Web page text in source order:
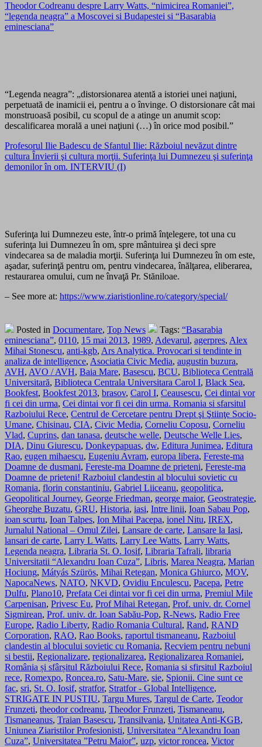
Theodor Codreanu despre Larry Watts, “nimicirea Romaniei”,
“legenda neagra” a Moscovei si Budapestei si “Basarabia
eminesciana”
“Legenda neagra”: „distorsionarea atentă a istoriei unei naţiuni,
perpetuată de inamicii ei, pentru a o învinge. O distorsionare cât mai
monstruoasă posibil, cu scopul de a atinge un anumit scop:
descalificarea morală a unei naţiuni (…) în orice mod posibil.”
Profesorul Ilie Badescu de Sfantul Ilie: Războiul nevăzut dintre
cultura Învierii şi cultura morţii. Suferinţa lui Dumnezeu şi suferinţa
demonilor în om. INTERVIU (I)
Suferinţa lui Dumnezeu este, într-o primă înţelegere, tot una cu
suferinţa lui Dumnezeu în om, spre mântuirea şi deci spre
vindecarea sa de maladia morţii. Suferinţa lui Dumnezeu în om este,
aşadar, suferinţă pentru om, pentru vindecarea, înălţarea, eliberarea,
restaurarea omului, cum ne învaţă Pr. Stăniloae.
– See more at: https://www.ziaristionline.ro/category/special/
Posted in Documentare, Top News Tags: “Basarabia
eminesciana”, 0110, 15 mai 2013, 1989, Adevarul, agerpres, Alex
Mihai Stonescu, anti-kgb, Ars Analytica. Provocari si tendinte in
analiza de intelligence, Asociatia Civic Media, augustin buzura,
AVH, AVO / AVH, Baia Mare, Basescu, BCU, Biblioteca Centrală
Universitară, Biblioteca Centrala Universitara Carol I, Black Sea,
Bookfest, Bookfest 2013, brasov, Carol I, Ceausescu, Cei dintai vor
fi cei din urma, Cei dintai vor fi cei din urma. Romania si sfarsitul
Razboiului Rece, Centrul de Cercetare pentru Drept şi Ştiinţe Socio-
Umane, Chisinau, CIA, Civic Media, Corneliu Coposu, Corneliu
Vlad, Cuprins, dan tanasa, deutsche welle, Deutsche Welle Lies,
DIA, Dinu Giurescu, Donkeypapuas, dw, Editura Junimea, Editura
Rao, eugen mihaescu, Eugeniu Avram, europa libera, Fereste-ma
Doamne de dusmani, Fereste-ma Doamne de prieteni, Fereste-ma
Doamne de prieteni! Razboiul clandestin al blocului sovietic cu
Romania, florin constantiniu, Gabriel Liiceanu, geopolitica,
Geopolitical Journey, George Friedman, george maior, Geostrategie,
Gheorghe Buzatu, GRU, Historia, iasi, Intre linii, Ioan Sabau Pop,
ioan scurtu, Ioan Talpes, Ion Mihai Pacepa, ionel Nitu, IREX,
Jurnalul National – Omul Zilei, Lansare de carte, Lansare la Iasi,
lansari de carte, Larry L Watts, Larry Lee Watts, Larry Watts,
Legenda neagra, Libraria St. O. Iosif, Libraria Tafrali, libraria
Universitatii “Alexandru Ioan Cuza”, Libris, Marea Neagra, Marian
Hociung, Mátyás Szürös, Mihai Retegan, Monica Ghiurco, MOV,
NapocaNews, NATO, NKVD, Ovidiu Enculescu, Pacepa, Petre
Dulfu, Plano10, Prefata Cei dintai vor fi cei din urma, Premiul Mile
Carpenisan, Privesc Eu, Prof Mihai Retegan, Prof. univ. dr. Cornel
Sigmirean, Prof. univ. dr. Ioan Sabău-Pop, R-News, Radio Free
Europe, Radio Liberty, Radio Romania Cultural, Rand, RAND
Corporation, RAO, Rao Books, raportul tismaneanu, Razboiul
clandestin al blocului sovietic cu Romania, Recviem pentru nebuni
si bestii, Regionalizare, regionalizarea, Regionalizarea Romaniei,
România și sfârșitul Războiului Rece, Romania si sfirsitul Razboiul
rece, Romexpo, Roncea.ro, Satu-Mare, sie, Spionii. Cine sunt ce
fac, sri, St. O. Iosif, stratfor, Stratfor - Global Intelligence,
STRIGATE IN PUSTIU, Targu Mures, Targul de Carte, Teodor
Frunzeti, theodor codreanu, Theodor Frunzeti, Tismaneanu,
Tismaneanus, Traian Basescu, Transilvania, Unitatea Anti-KGB,
Uniunea Ziaristilor Profesionisti, Universitatea “Alexandru Ioan
Cuza”, Universitatea ”Petru Maior”, uzp, victor roncea, Victor